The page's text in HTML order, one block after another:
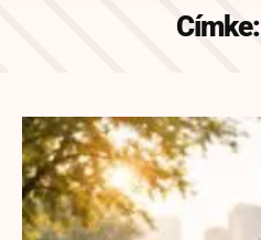
Címke: